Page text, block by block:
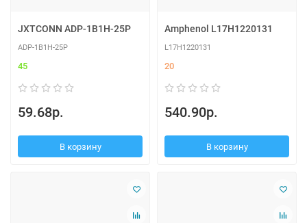
JXTCONN ADP-1B1H-25P
ADP-1B1H-25P
45
59.68р.
В корзину
Amphenol L17H1220131
L17H1220131
20
540.90р.
В корзину